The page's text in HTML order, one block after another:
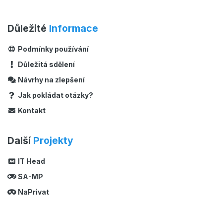
Důležité Informace
Podmínky používání
Důležitá sdělení
Návrhy na zlepšení
Jak pokládat otázky?
Kontakt
Další Projekty
IT Head
SA-MP
NaPrivat